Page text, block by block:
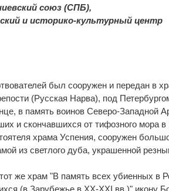
союз (СПБ),
и историко-культурный центр
был сооружен и передан в
(Русская Нарва), под
в память воинов Северо-Западной
и скончавшихся от тифозного мора в
храма Успения, сооружен
из светлого дуба, украшенной
же храм "В память всех убиенных в
(в Зарубежье в XX-XXI вв.)" икону